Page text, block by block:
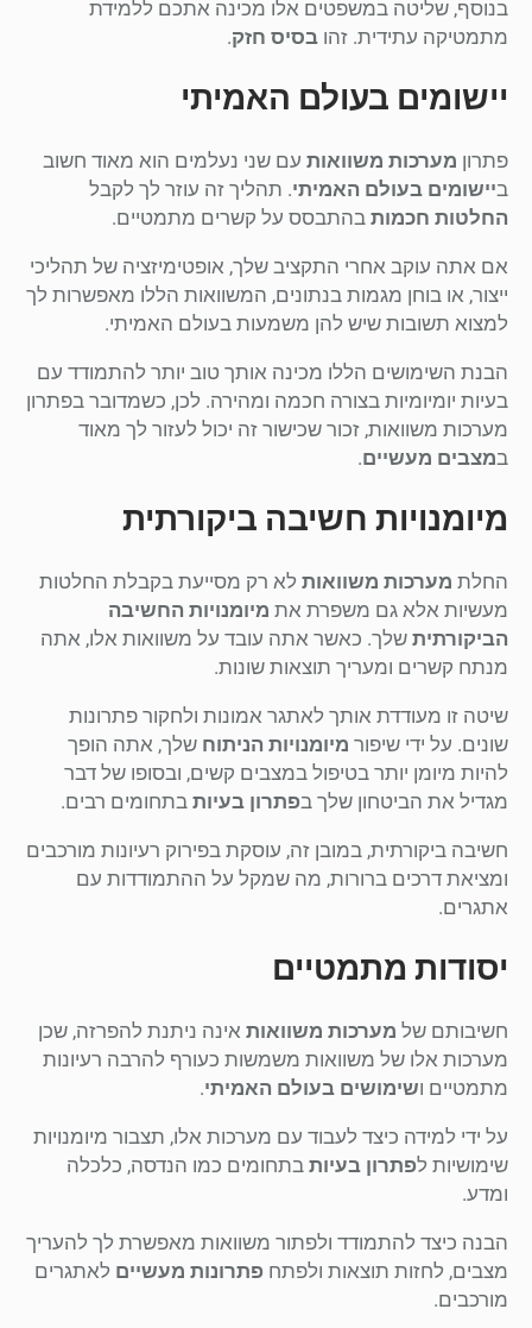
בנוסף, שליטה במשפטים אלו מכינה אתכם ללמידת
מתמטיקה עתידית. זהו בסיס חזק.
יישומים בעולם האמיתי
פתרון מערכות משוואות עם שני נעלמים הוא מאוד חשוב
ביישומים בעולם האמיתי. תהליך זה עוזר לך לקבל
החלטות חכמות בהתבסס על קשרים מתמטיים.
אם אתה עוקב אחרי התקציב שלך, אופטימיזציה של תהליכי
ייצור, או בוחן מגמות בנתונים, המשוואות הללו מאפשרות לך
למצוא תשובות שיש להן משמעות בעולם האמיתי.
הבנת השימושים הללו מכינה אותך טוב יותר להתמודד עם
בעיות יומיומיות בצורה חכמה ומהירה. לכן, כשמדובר בפתרון
מערכות משוואות, זכור שכישור זה יכול לעזור לך מאוד
במצבים מעשיים.
מיומנויות חשיבה ביקורתית
החלת מערכות משוואות לא רק מסייעת בקבלת החלטות
מעשיות אלא גם משפרת את מיומנויות החשיבה
הביקורתית שלך. כאשר אתה עובד על משוואות אלו, אתה
מנתח קשרים ומעריך תוצאות שונות.
שיטה זו מעודדת אותך לאתגר אמונות ולחקור פתרונות
שונים. על ידי שיפור מיומנויות הניתוח שלך, אתה הופך
להיות מיומן יותר בטיפול במצבים קשים, ובסופו של דבר
מגדיל את הביטחון שלך בפתרון בעיות בתחומים רבים.
חשיבה ביקורתית, במובן זה, עוסקת בפירוק רעיונות מורכבים
ומציאת דרכים ברורות, מה שמקל על ההתמודדות עם
אתגרים.
יסודות מתמטיים
חשיבותם של מערכות משוואות אינה ניתנת להפרזה, שכן
מערכות אלו של משוואות משמשות כעורף להרבה רעיונות
מתמטיים ושימושים בעולם האמיתי.
על ידי למידה כיצד לעבוד עם מערכות אלו, תצבור מיומנויות
שימושיות לפתרון בעיות בתחומים כמו הנדסה, כלכלה
ומדע.
הבנה כיצד להתמודד ולפתור משוואות מאפשרת לך להעריך
מצבים, לחזות תוצאות ולפתח פתרונות מעשיים לאתגרים
מורכבים.